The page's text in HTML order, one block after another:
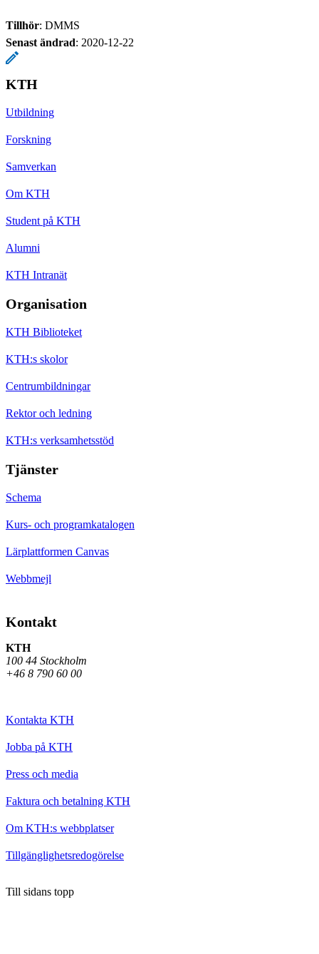
Tillhör: DMMS
Senast ändrad: 2020-12-22
KTH
Utbildning
Forskning
Samverkan
Om KTH
Student på KTH
Alumni
KTH Intranät
Organisation
KTH Biblioteket
KTH:s skolor
Centrumbildningar
Rektor och ledning
KTH:s verksamhetsstöd
Tjänster
Schema
Kurs- och programkatalogen
Lärplattformen Canvas
Webbmejl
Kontakt
KTH
100 44 Stockholm
+46 8 790 60 00
Kontakta KTH
Jobba på KTH
Press och media
Faktura och betalning KTH
Om KTH:s webbplatser
Tillgänglighetsredogörelse
Till sidans topp